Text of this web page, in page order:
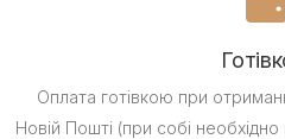
Оплата готівкою при
Новій Пошті (при собі